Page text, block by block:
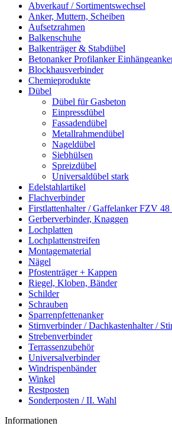
Abverkauf / Sortimentswechsel
Anker, Muttern, Scheiben
Aufsetzrahmen
Balkenschuhe
Balkenträger & Stabdübel
Betonanker Profilanker
Blockhausverbinder
Chemieprodukte
Dübel
Dübel für Gasbeton
Einpressdübel
Fassadendübel
Metallrahmendübel
Nageldübel
Siebhülsen
Spreizdübel
Universaldübel stark
Edelstahlartikel
Flachverbinder
Firstlattenhalter / Gaffelanker FZV
Gerberverbinder, Knaggen
Lochplatten
Lochplattenstreifen
Montagematerial
Nägel
Pfostenträger + Kappen
Riegel, Kloben, Bänder
Schilder
Schrauben
Sparrenpfettenanker
Stirnverbinder / Dachkastenhalter /
Strebenverbinder
Terrassenzubehör
Universalverbinder
Windrispenbänder
Winkel
Restposten
Sonderposten / II. Wahl
Informationen